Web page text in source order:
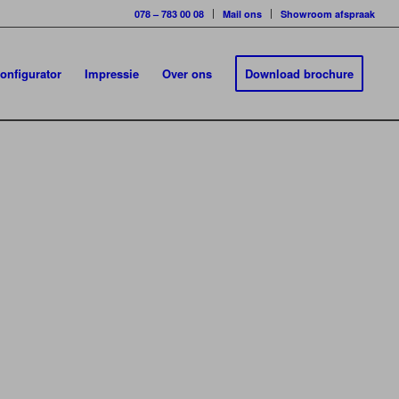
078 – 783 00 08 Mail ons Showroom afspraak
Impressie Over ons Download brochure